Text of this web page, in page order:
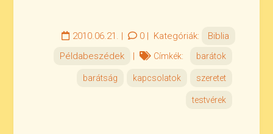
2010.06.21. | 0| Kategóriák:
Biblia
Példabeszédek
| Címkék: barátok
barátság kapcsolatok szeretet
testvérek